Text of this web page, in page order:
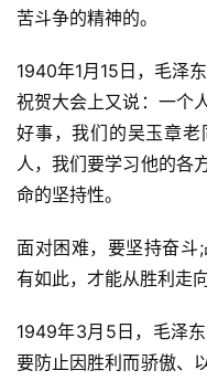
苦斗争的精神的。
1940年1月15日，毛泽
祝贺大会上又说：一个
好事，我们的吴玉章
人，我们要学习他的各
命的坚持性。
面对困难，要坚持奋斗
有如此，才能从胜利走
1949年3月5日，毛泽
要防止因胜利而骄傲、